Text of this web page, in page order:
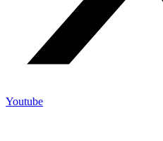
Youtube